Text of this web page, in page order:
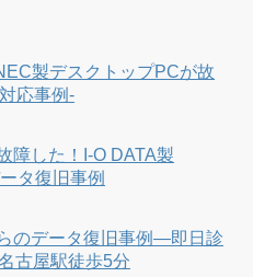
製デスクトップPCが故
応事例-
障した！I-O DATA製
タ復旧事例
のデータ復旧事例―即日診
古屋駅徒歩5分